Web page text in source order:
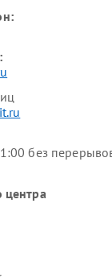
без
центра